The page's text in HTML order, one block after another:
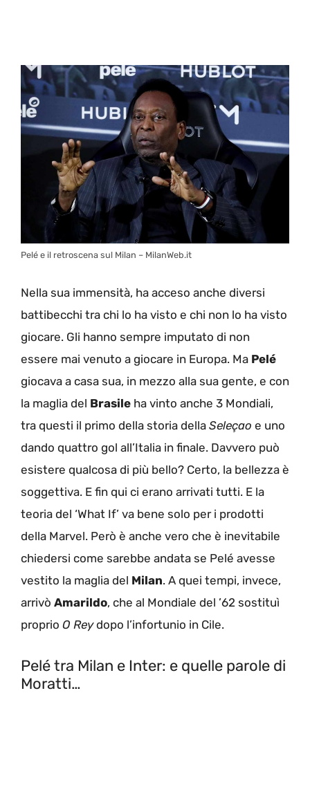
Pelé e il retroscena sul Milan – MilanWeb.it
Nella sua immensità, ha acceso anche diversi
battibecchi tra chi lo ha visto e chi non lo ha visto
giocare. Gli hanno sempre imputato di non
essere mai venuto a giocare in Europa. Ma Pelé
giocava a casa sua, in mezzo alla sua gente, e con
la maglia del Brasile ha vinto anche 3 Mondiali,
tra questi il primo della storia della Seleçao e uno
dando quattro gol all’Italia in finale. Davvero può
esistere qualcosa di più bello? Certo, la bellezza è
soggettiva. E fin qui ci erano arrivati tutti. E la
teoria del ‘What If’ va bene solo per i prodotti
della Marvel. Però è anche vero che è inevitabile
chiedersi come sarebbe andata se Pelé avesse
vestito la maglia del Milan. A quei tempi, invece,
arrivò Amarildo, che al Mondiale del ’62 sostituì
proprio O Reydopo l’infortunio in Cile.
Pelé tra Milan e Inter: e quelle parole di
Moratti…